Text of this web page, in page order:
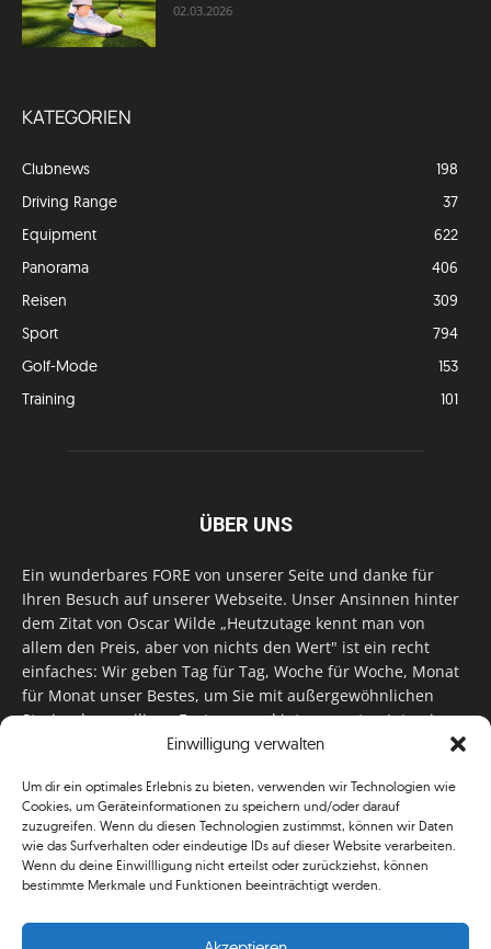
Einwilligung verwalten
Um dir ein optimales Erlebnis zu bieten, verwenden wir Technologien wie
Cookies, um Geräteinformationen zu speichern und/oder darauf
zuzugreifen. Wenn du diesen Technologien zustimmst, können wir Daten
wie das Surfverhalten oder eindeutige IDs auf dieser Website verarbeiten.
Wenn du deine Einwillligung nicht erteilst oder zurückziehst, können
bestimmte Merkmale und Funktionen beeinträchtigt werden.
02.03.2026
KATEGORIEN
Clubnews
198
Driving Range
37
Equipment
622
Panorama
406
Reisen
309
Sport
794
Golf-Mode
153
Training
101
ÜBER UNS
Ein wunderbares FORE von unserer Seite und danke für
Ihren Besuch auf unserer Webseite. Unser Ansinnen hinter
dem Zitat von Oscar Wilde „Heutzutage kennt man von
allem den Preis, aber von nichts den Wert" ist ein recht
einfaches: Wir geben Tag für Tag, Woche für Woche, Monat
für Monat unser Bestes, um Sie mit außergewöhnlichen
Stories, kurzweiligen Features und interessanten Interviews
zu versorgen. Im Magazin, auf unserer Website & auf
klassischen Wortsinn nicht nur Anerkennung!